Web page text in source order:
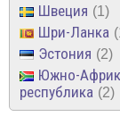
Швеция 1
Шри-Ланка
Эстония 2
Южно-
республика
2